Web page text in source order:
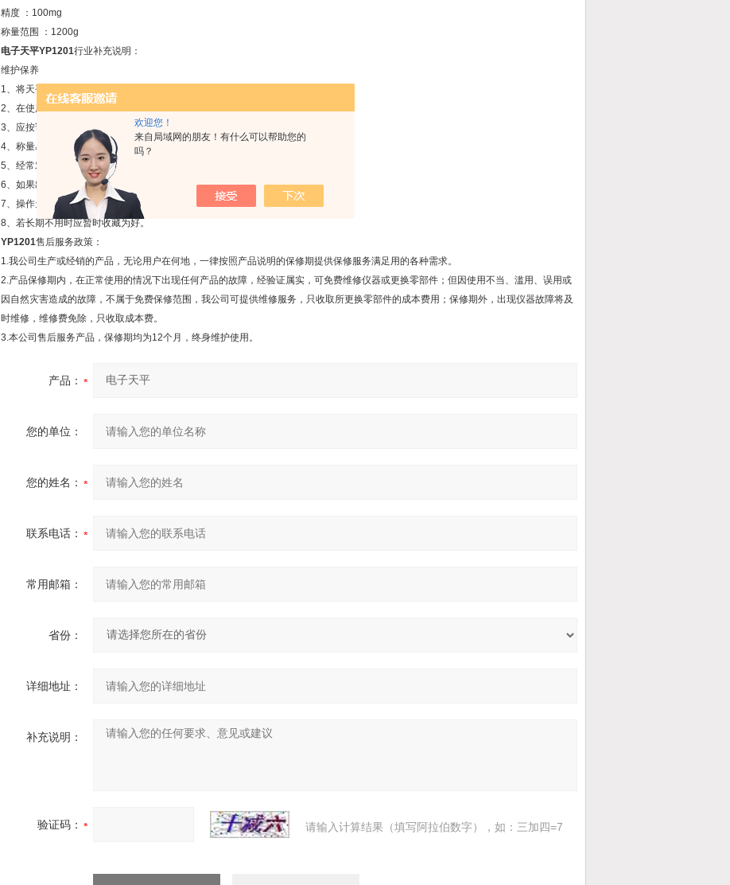
欢迎您！
来自局域网的朋友！有什么可以帮助您的
吗？
精度 ：100mg
称量范围 ：1200g
电子天平YP1201行业补充说明：
维护保养
1、将天平置于稳定的工作台上避免振动、气流及阳光照射。
2、在使用前调整水平仪气泡至中间位置。
3、应按说明书的要求进行预热。
4、称量易挥发和具有腐蚀性的物品时，要盛放在密闭的容器中，以免腐蚀和损坏。
5、经常对进行自校或定期外校，保证其处于*状态。
6、如果出现故障应及时检修，不可带“病”工作。
7、操作天平不可过载使用以免损坏天平。
8、若长期不用时应暂时收藏为好。
YP1201售后服务政策：
1.我公司生产或经销的产品，无论用户在何地，一律按照产品说明的保修期提供保修服务满足用的各种需求。
2.产品保修期内，在正常使用的情况下出现任何产品的故障，经验证属实，可免费维修仪器或更换零部件；但因使用不当、滥用、误用或
因自然灾害造成的故障，不属于免费保修范围，我公司可提供维修服务，只收取所更换零部件的成本费用；保修期外，出现仪器故障将及
时维修，维修费免除，只收取成本费。
3.本公司售后服务产品，保修期均为12个月，终身维护使用。
产品：
您的单位：
您的姓名：
联系电话：
常用邮箱：
省份：
详细地址：
补充说明：
验证码： 请输入计算结果（填写阿拉伯数字），如：三加四=7